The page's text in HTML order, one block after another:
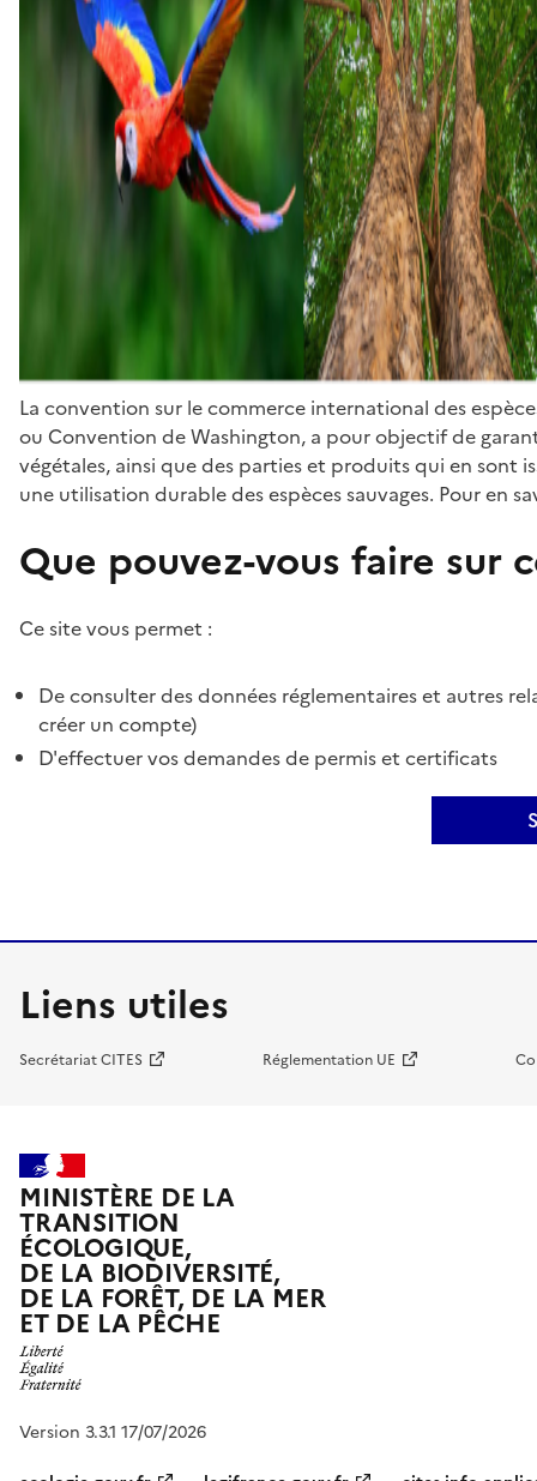
La convention sur le commerce international des
ou Convention de Washington, a pour objectif de
végétales, ainsi que des parties et produits qui en sont
une utilisation durable des espèces sauvages. Pour en
Que pouvez-vous faire sur
Ce site vous permet :
De consulter des données réglementaires et autres
créer un compte)
D'effectuer vos demandes de permis et certificats
Liens utiles
Secrétariat CITES Réglementation UE
MINISTÈRE DE LA
TRANSITION
ÉCOLOGIQUE,
DE LA BIODIVERSITÉ,
DE LA FORÊT, DE LA MER
ET DE LA PÊCHE
Version 3.3.1 17/07/2026